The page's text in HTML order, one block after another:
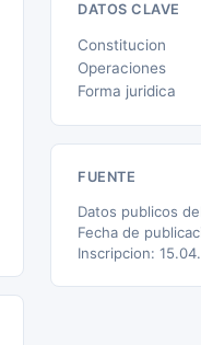
DATOS CLAVE
Constitucion
Operaciones
Forma juridica
FUENTE
Datos publicos
Fecha de
Inscripcion: